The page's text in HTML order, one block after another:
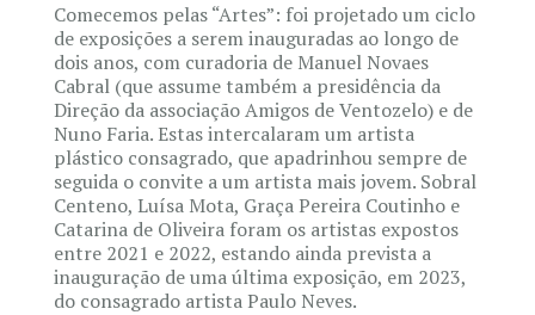
Comecemos pelas “Artes”: foi projetado um ciclo
de exposições a serem inauguradas ao longo de
dois anos, com curadoria de Manuel Novaes
Cabral (que assume também a presidência da
Direção da associação Amigos de Ventozelo) e de
Nuno Faria. Estas intercalaram um artista
plástico consagrado, que apadrinhou sempre de
seguida o convite a um artista mais jovem. Sobral
Centeno, Luísa Mota, Graça Pereira Coutinho e
Catarina de Oliveira foram os artistas expostos
entre 2021 e 2022, estando ainda prevista a
inauguração de uma última exposição, em 2023,
do consagrado artista Paulo Neves.